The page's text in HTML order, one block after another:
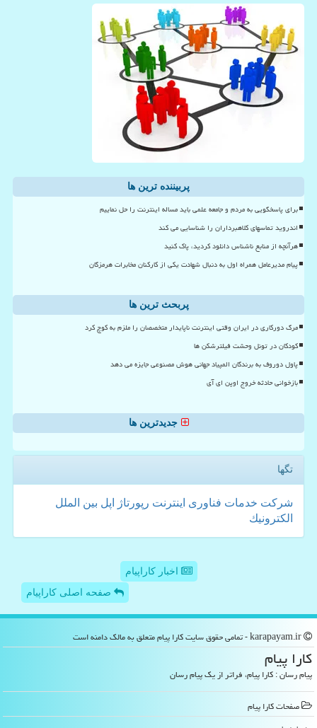
پربیننده ترین ها
برای پاسخگویی به مردم و جامعه علمی باید مساله اینترنت را حل نماییم
اندروید تماسهای کلاهبرداران را شناسایی می کند
هرآنچه از منابع ناشناس دانلود کردید، پاک کنید
پیام مدیرعامل همراه اول به دنبال شهادت یکی از کارکنان مخابرات هرمزگان
پربحث ترین ها
مرگ دورکاری در ایران وقتی اینترنت ناپایدار متخصصان را ملزم به کوچ کرد
کودکان در تونل وحشت فیلترشکن ها
پاول دوروف به برندگان المپیاد جهانی هوش مصنوعی جایزه می دهد
بازخوانی حادثه خروج اوپن ای آی
جدیدترین ها
تگها
شركت خدمات فناوری اینترنت رپورتاژ اپل بین الملل
الكترونیك
اخبار کاراپیام
صفحه اصلی کاراپیام
كارا پیام
پیام رسان : کارا پیام، فراتر از یک پیام رسان
صفحات كارا پیام